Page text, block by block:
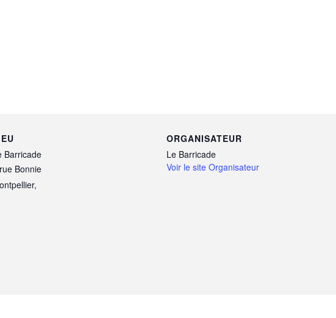
Barricade
Bonnie
,
ORGANISATEUR
Le Barricade
Voir le site Organisateur